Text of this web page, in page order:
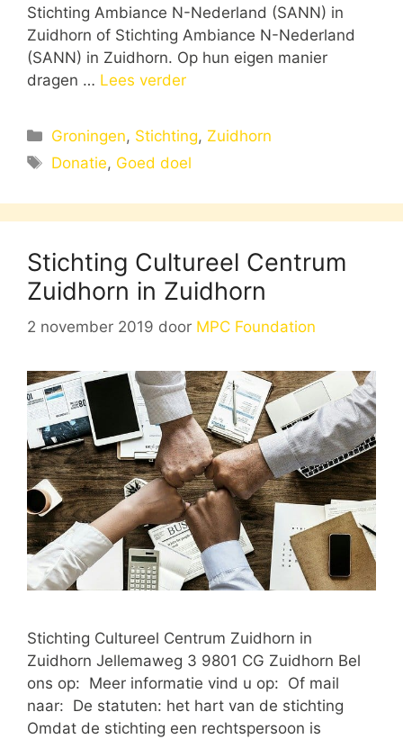
Stichting Ambiance N-Nederland (SANN) in
Zuidhorn of Stichting Ambiance N-Nederland
(SANN) in Zuidhorn. Op hun eigen manier
dragen … Lees verder
Categorieën
Groningen, Stichting, Zuidhorn
Tags
Donatie, Goed doel
Stichting Cultureel Centrum
Zuidhorn in Zuidhorn
2 november 2019 door MPC Foundation
Stichting Cultureel Centrum Zuidhorn in
Zuidhorn Jellemaweg 3 9801 CG Zuidhorn Bel
ons op: Meer informatie vind u op: Of mail
naar: De statuten: het hart van de stichting
Omdat de stichting een rechtspersoon is